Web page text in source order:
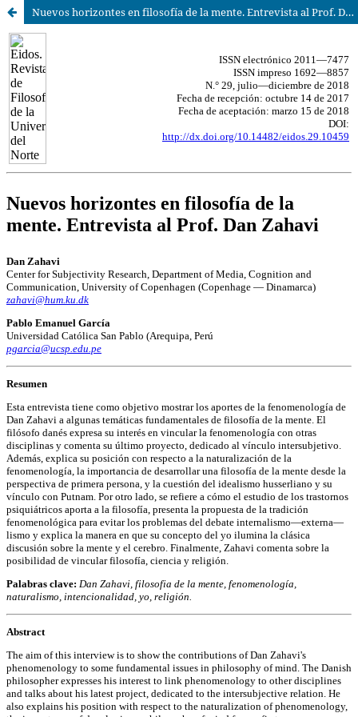
Nuevos horizontes en filosofía de la mente. Entrevista al Prof. Dan Zahavi